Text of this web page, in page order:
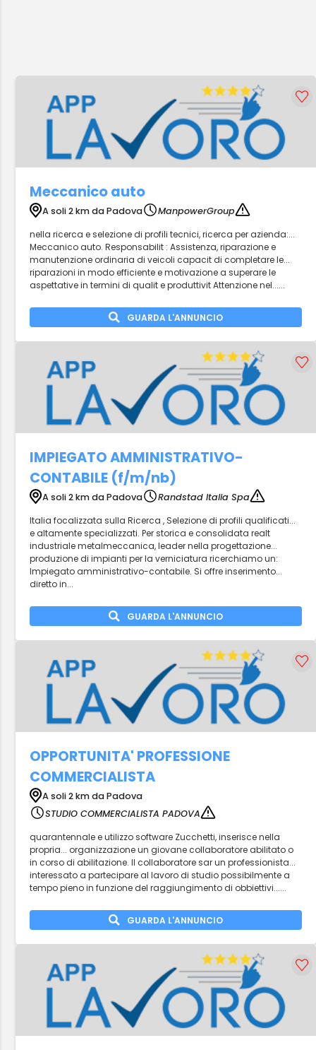
Meccanico auto
A soli 2 km da Padova
ManpowerGroup
nella ricerca e selezione di profili tecnici, ricerca per azienda:...
Meccanico auto. Responsabilit : Assistenza, riparazione e
manutenzione ordinaria di veicoli capacit di completare le...
riparazioni in modo efficiente e motivazione a superare le
aspettative in termini di qualit e produttivit Attenzione nel......
GUARDA L'ANNUNCIO
IMPIEGATO AMMINISTRATIVO-
CONTABILE (f/m/nb)
A soli 2 km da Padova
Randstad Italia Spa
Italia focalizzata sulla Ricerca , Selezione di profili qualificati...
e altamente specializzati. Per storica e consolidata realt
industriale metalmeccanica, leader nella progettazione...
produzione di impianti per la verniciatura ricerchiamo un:
Impiegato amministrativo-contabile. Si offre inserimento...
diretto in...
GUARDA L'ANNUNCIO
OPPORTUNITA' PROFESSIONE
COMMERCIALISTA
A soli 2 km da Padova
STUDIO COMMERCIALISTA PADOVA
quarantennale e utilizzo software Zucchetti, inserisce nella
propria... organizzazione un giovane collaboratore abilitato o
in corso di abilitazione. Il collaboratore sar un professionista...
interessato a partecipare al lavoro di studio possibilmente a
tempo pieno in funzione del raggiungimento di obbiettivi......
GUARDA L'ANNUNCIO